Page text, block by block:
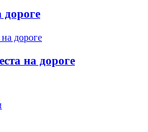
на дороге